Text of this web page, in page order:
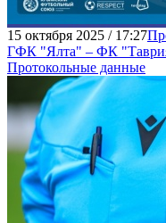
15 октября 2025 / 17:27
ГФК "Ялта" – ФК
Протокольные данные